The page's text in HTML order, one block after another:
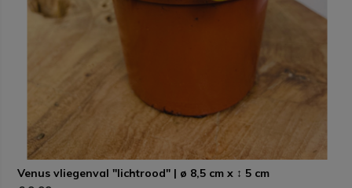
Venus vliegenval "lichtrood" | ø 8,5 cm x ↕ 5 cm